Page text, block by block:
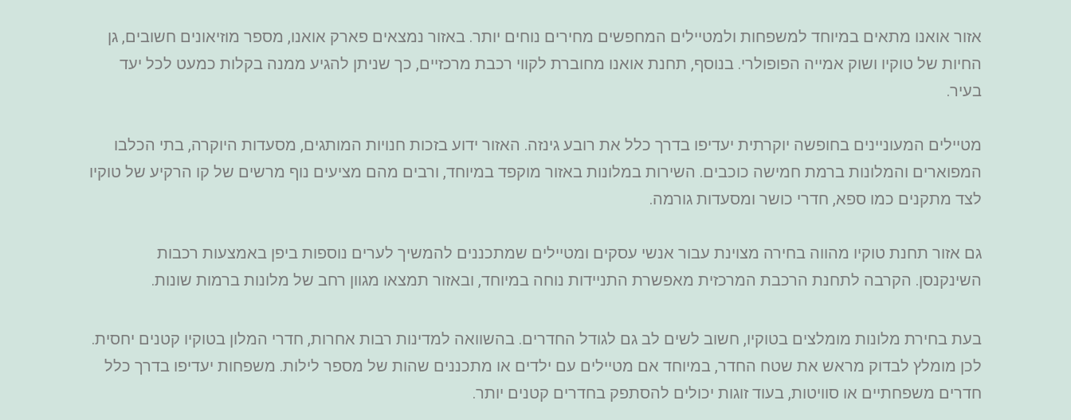
אזור אואנו מתאים במיוחד למשפחות ולמטיילים המחפשים מחירים נוחים יותר. באזור נמצאים פארק אואנו, מספר מוזיאונים חשובים, גן
החיות של טוקיו ושוק אמייה הפופולרי. בנוסף, תחנת אואנו מחוברת לקווי רכבת מרכזיים, כך שניתן להגיע ממנה בקלות כמעט לכל יעד
בעיר.
מטיילים המעוניינים בחופשה יוקרתית יעדיפו בדרך כלל את רובע גינזה. האזור ידוע בזכות חנויות המותגים, מסעדות היוקרה, בתי הכלבו
המפוארים והמלונות ברמת חמישה כוכבים. השירות במלונות באזור מוקפד במיוחד, ורבים מהם מציעים נוף מרשים של קו הרקיע של טוקיו
לצד מתקנים כמו ספא, חדרי כושר ומסעדות גורמה.
גם אזור תחנת טוקיו מהווה בחירה מצוינת עבור אנשי עסקים ומטיילים שמתכננים להמשיך לערים נוספות ביפן באמצעות רכבות
השינקנסן. הקרבה לתחנת הרכבת המרכזית מאפשרת התניידות נוחה במיוחד, ובאזור תמצאו מגוון רחב של מלונות ברמות שונות.
בעת בחירת מלונות מומלצים בטוקיו, חשוב לשים לב גם לגודל החדרים. בהשוואה למדינות רבות אחרות, חדרי המלון בטוקיו קטנים יחסית.
לכן מומלץ לבדוק מראש את שטח החדר, במיוחד אם מטיילים עם ילדים או מתכננים שהות של מספר לילות. משפחות יעדיפו בדרך כלל
חדרים משפחתיים או סוויטות, בעוד זוגות יכולים להסתפק בחדרים קטנים יותר.